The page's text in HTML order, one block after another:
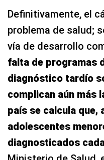
Definitivamente, el
problema de salud;
vía de desarrollo
falta de programas
diagnóstico tardío
complican aún más
país se calcula que,
adolescentes
diagnosticados